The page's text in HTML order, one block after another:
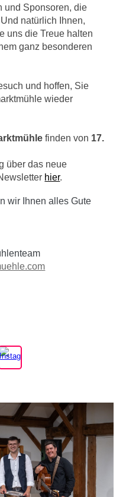
und Sponsoren, die
natürlich Ihnen,
uns die Treue halten
ganz besonderen
und hoffen, Sie
wieder
finden von 17.
über das neue
hier.
wir Ihnen alles Gute